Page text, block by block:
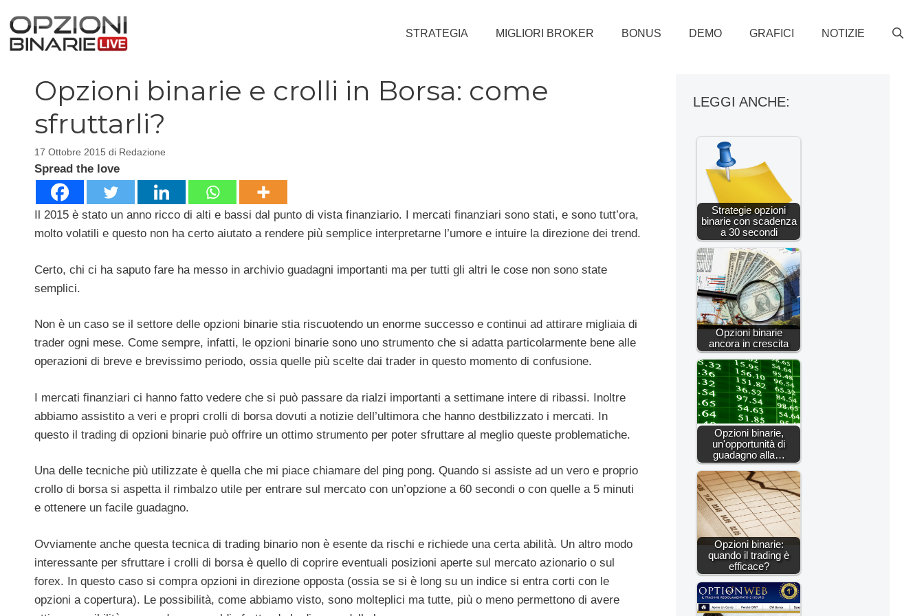
contenuto
STRATEGIA MIGLIORI BROKER BONUS DEMO GRAFICI NOTIZIE
Opzioni binarie e crolli in Borsa: come
sfruttarli?
17 Ottobre 2015 di Redazione
Spread the love
Il 2015 è stato un anno ricco di alti e bassi dal punto di vista finanziario. I mercati finanziari sono stati, e sono tutt’ora,
molto volatili e questo non ha certo aiutato a rendere più semplice interpretarne l’umore e intuire la direzione dei trend.
Certo, chi ci ha saputo fare ha messo in archivio guadagni importanti ma per tutti gli altri le cose non sono state
semplici.
Non è un caso se il settore delle opzioni binarie stia riscuotendo un enorme successo e continui ad attirare migliaia di
trader ogni mese. Come sempre, infatti, le opzioni binarie sono uno strumento che si adatta particolarmente bene alle
operazioni di breve e brevissimo periodo, ossia quelle più scelte dai trader in questo momento di confusione.
I mercati finanziari ci hanno fatto vedere che si può passare da rialzi importanti a settimane intere di ribassi. Inoltre
abbiamo assistito a veri e propri crolli di borsa dovuti a notizie dell’ultimora che hanno destbilizzato i mercati. In
questo il trading di opzioni binarie può offrire un ottimo strumento per poter sfruttare al meglio queste problematiche.
Una delle tecniche più utilizzate è quella che mi piace chiamare del ping pong. Quando si assiste ad un vero e proprio
crollo di borsa si aspetta il rimbalzo utile per entrare sul mercato con un’opzione a 60 secondi o con quelle a 5 minuti
e ottenere un facile guadagno.
Ovviamente anche questa tecnica di trading binario non è esente da rischi e richiede una certa abilità. Un altro modo
interessante per sfruttare i crolli di borsa è quello di coprire eventuali posizioni aperte sul mercato azionario o sul
forex. In questo caso si compra opzioni in direzione opposta (ossia se si è long su un indice si entra corti con le
opzioni a copertura). Le possibilità, come abbiamo visto, sono molteplici ma tutte, più o meno permettono di avere
LEGGI ANCHE:
Strategie opzioni
binarie con scadenza
a 30 secondi
Opzioni binarie
ancora in crescita
Opzioni binarie,
un'opportunità di
guadagno alla…
Opzioni binarie:
quando il trading è
efficace?